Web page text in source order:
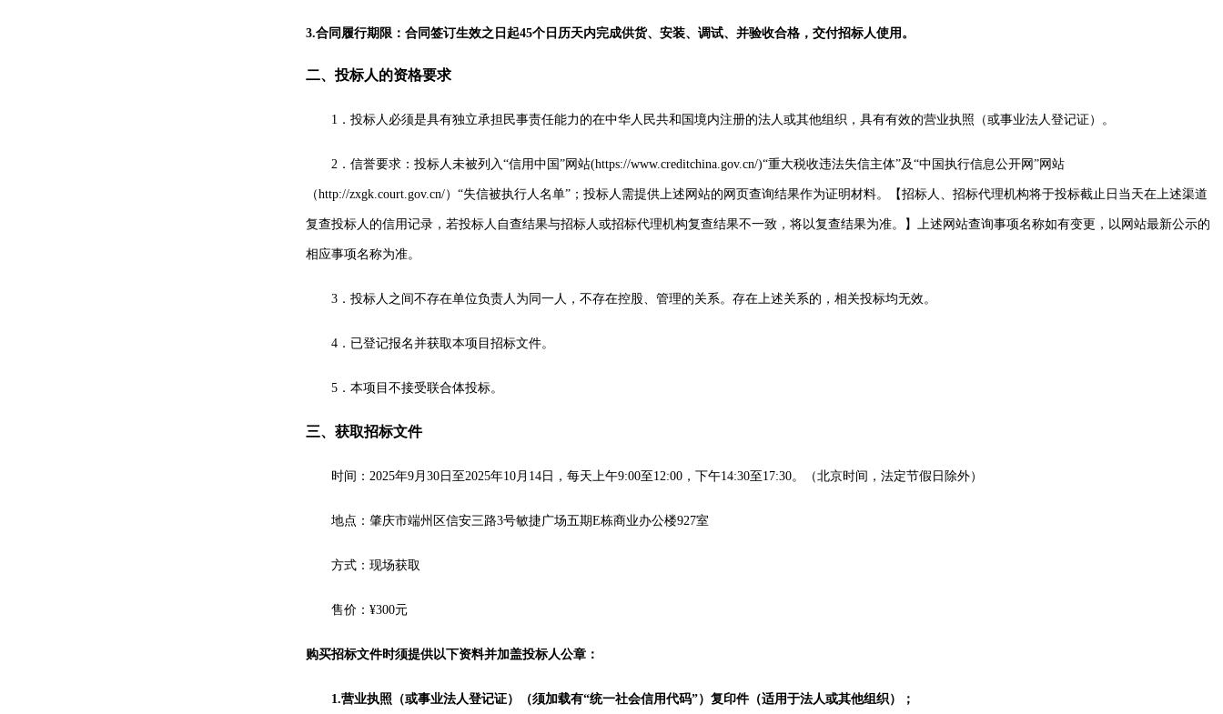
3.合同履行期限：合同签订生效之日起45个日历天内完成供货、安装、调试、并验收合格，交付招标人使用。
二、投标人的资格要求
1． 投标人必须是具有独立承担民事责任能力的在中华人民共和国境内注册的法人或其他组织 ，具有有效的营业执照（或事业法人登记证）。
2． 信誉要求 ： 投标人未被列入“信用中国”网站(https://www.creditchina.gov.cn/)“重大税收违法失信主体”及“中国执行信息公开网”网站
（http://zxgk.court.gov.cn/）“失信被执行人名单”；投标人需提供上述网站的网页查询结果作为证明材料。【招标人、招标代理机构将于投标截止日当天在上述渠道
复查投标人的信用记录，若投标人自查结果与招标人或招标代理机构复查结果不一致，将以复查结果为准。】上述网站查询事项名称如有变更，以网站最新公示的
相应事项名称为准。
3． 投标人之间不存在单位负责人为同一人，不存在控股、管理的关系。存在上述关系的，相关投标均无效。
4． 已登记报名并获取本项目招标文件。
5． 本项目不接受联合体投标。
三、获取招标文件
时间： 2025年9月 30 日 至2025年10月 14 日 ，每天上午9:00至12:00，下午14:30至17:30。（北京时间，法定节假日除外）
地点： 肇庆市端州区信安三路3号敏捷广场五期E栋商业办公楼927室
方式：现场获取
售价： ¥300元
购买招标文件时须提供以下资料并加盖投标人公章：
1.营业执照（或事业法人登记证）（须加载有“统一社会信用代码”）复印件（适用于法人或其他组织）；